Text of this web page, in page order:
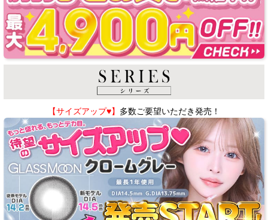
【サイズアップ♥】 多数ご要望いただき発売！